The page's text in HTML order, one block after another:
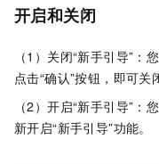
开启和关闭
（1）关闭“新手引导”：
点击“确认”按钮，即可关
（2）开启“新手引导”：
新开启“新手引导”功能。